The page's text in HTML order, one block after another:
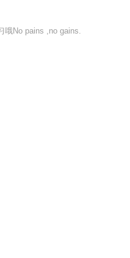
哦No pains ,no gains.